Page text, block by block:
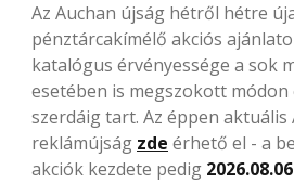
Az Auchan újság hétről hétre
pénztárcakímélő akciós
katalógus érvényessége a sok
esetében is megszokott
szerdáig tart. Az éppen aktuális
reklámújság zde érhető el - a
akciók kezdete pedig